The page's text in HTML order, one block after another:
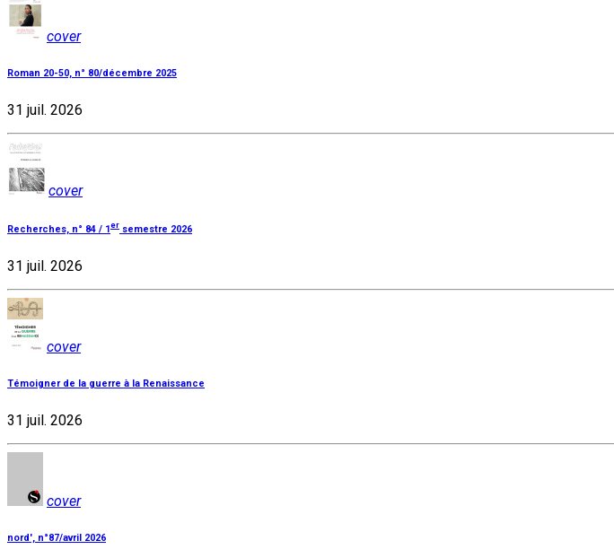
cover
Roman 20-50, n° 80/décembre 2025
31 juil. 2026
cover
Recherches, n° 84 / 1 er semestre 2026
31 juil. 2026
cover
Témoigner de la guerre à la Renaissance
31 juil. 2026
cover
nord', n°87/avril 2026